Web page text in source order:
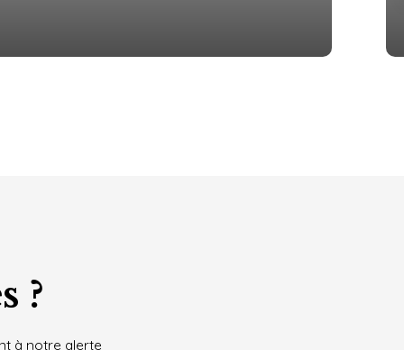
?
à notre alerte